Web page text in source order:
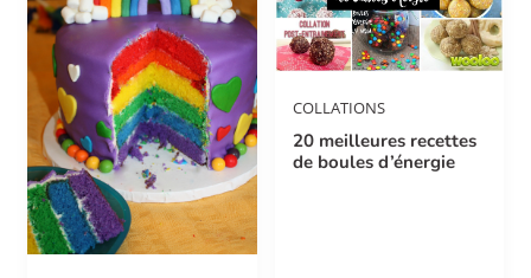
COLLATIONS
20 meilleures recettes
de boules d’énergie